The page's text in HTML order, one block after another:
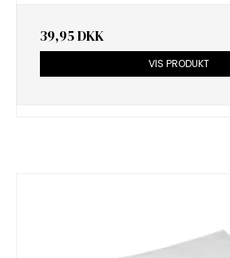
39,95 DKK
VIS PRODUKT